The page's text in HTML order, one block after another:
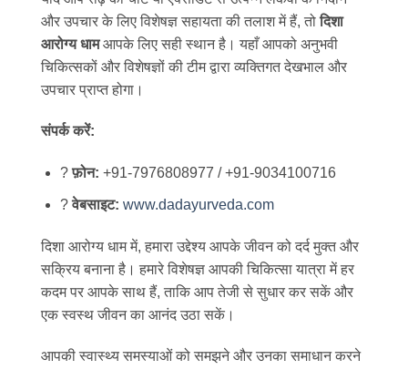
और उपचार के लिए विशेषज्ञ सहायता की तलाश में हैं, तोदिशा
आरोग्य धामआपके लिए सही स्थान है। यहाँ आपको अनुभवी
चिकित्सकों और विशेषज्ञों की टीम द्वारा व्यक्तिगत देखभाल और
उपचार प्राप्त होगा।
संपर्क करें:
?फ़ोन: +91-7976808977 / +91-9034100716
?वेबसाइट: www.dadayurveda.com
दिशा आरोग्य धाम में, हमारा उद्देश्य आपके जीवन को दर्द मुक्त और
सक्रिय बनाना है। हमारे विशेषज्ञ आपकी चिकित्सा यात्रा में हर
कदम पर आपके साथ हैं, ताकि आप तेजी से सुधार कर सकें और
एक स्वस्थ जीवन का आनंद उठा सकें।
आपकी स्वास्थ्य समस्याओं को समझने और उनका समाधान करने